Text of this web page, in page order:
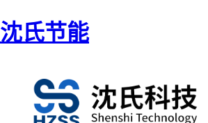
沈氏节能